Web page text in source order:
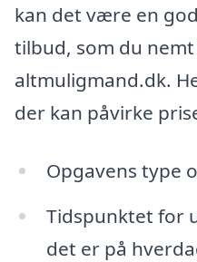
kan det være en
tilbud, som du
altmuligmand.dk.
der kan påvirke
Opgavens type
Tidspunktet for
det er på